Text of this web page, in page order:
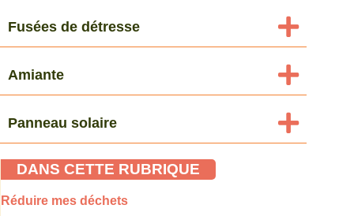
Fusées de détresse
Amiante
Panneau solaire
DANS CETTE RUBRIQUE
Réduire mes déchets